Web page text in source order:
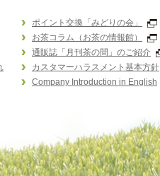
ポイント交換「みどりの会」
お茶コラム（お茶の情報館）
通販誌「月刊茶の間」のご紹介
カスタマーハラスメント基本方針
Company Introduction in English